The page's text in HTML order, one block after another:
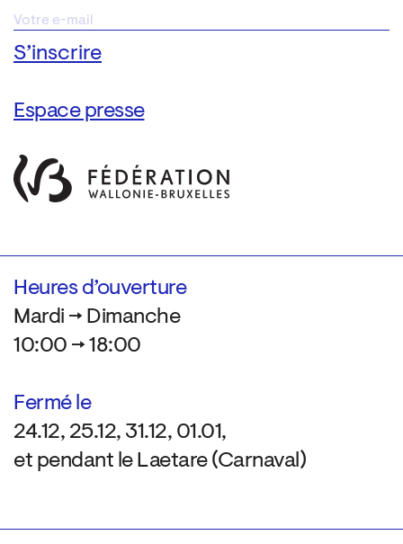
Espace presse
Heures d’ouverture
Mardi → Dimanche
10:00 → 18:00
Fermé le
24.12, 25.12, 31.12, 01.01,
et pendant le Laetare (Carnaval)